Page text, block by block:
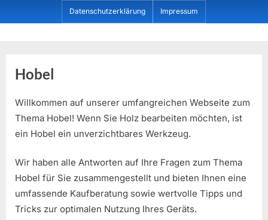
to
Datenschutzerklärung Impressum
Hobel
Willkommen auf unserer umfangreichen Webseite zum
Thema Hobel! Wenn Sie Holz bearbeiten möchten, ist
ein Hobel ein unverzichtbares Werkzeug.
Wir haben alle Antworten auf Ihre Fragen zum Thema
Hobel für Sie zusammengestellt und bieten Ihnen eine
umfassende Kaufberatung sowie wertvolle Tipps und
Tricks zur optimalen Nutzung Ihres Geräts.